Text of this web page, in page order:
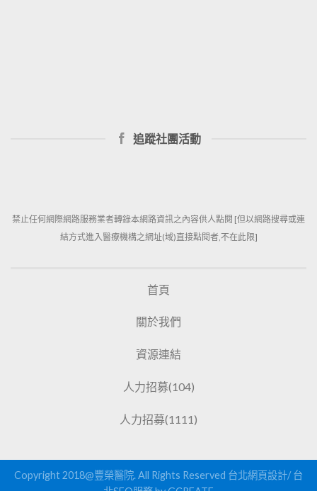
追蹤社團活動
禁止任何網際網路服務業者轉錄本網路資訊之內容供人點閱 [但以網路搜尋或連
結方式進入醫療機構之網址(域)直接點閱者,不在此限]
首頁
關於我們
資源連結
人力招募(104)
人力招募(1111)
Copyright 2018@豐榮醫院. All Rights Reserved 台北網頁設計/台